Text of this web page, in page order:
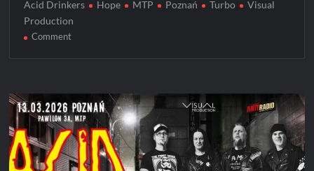
Acid Drinkers Hope MTP Poznań Turbo
Visual
Production
Commenton
na
koncercie
Acid
Drinkers
w